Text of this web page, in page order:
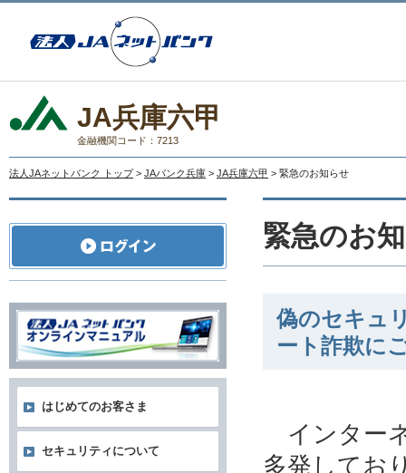
JA兵庫六甲
金融機関コード：7213
法人JAネットバンク トップ > JAバンク兵庫 > JA兵庫六甲 > 緊急のお知らせ
緊急のお
偽のセキュ
ート詐欺に
インター
多発してお
はじめてのお客さま
セキュリティについて